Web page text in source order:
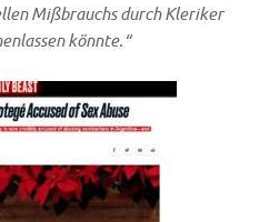
Miß­brauchs durch Kle­ri­ker
könnte.“